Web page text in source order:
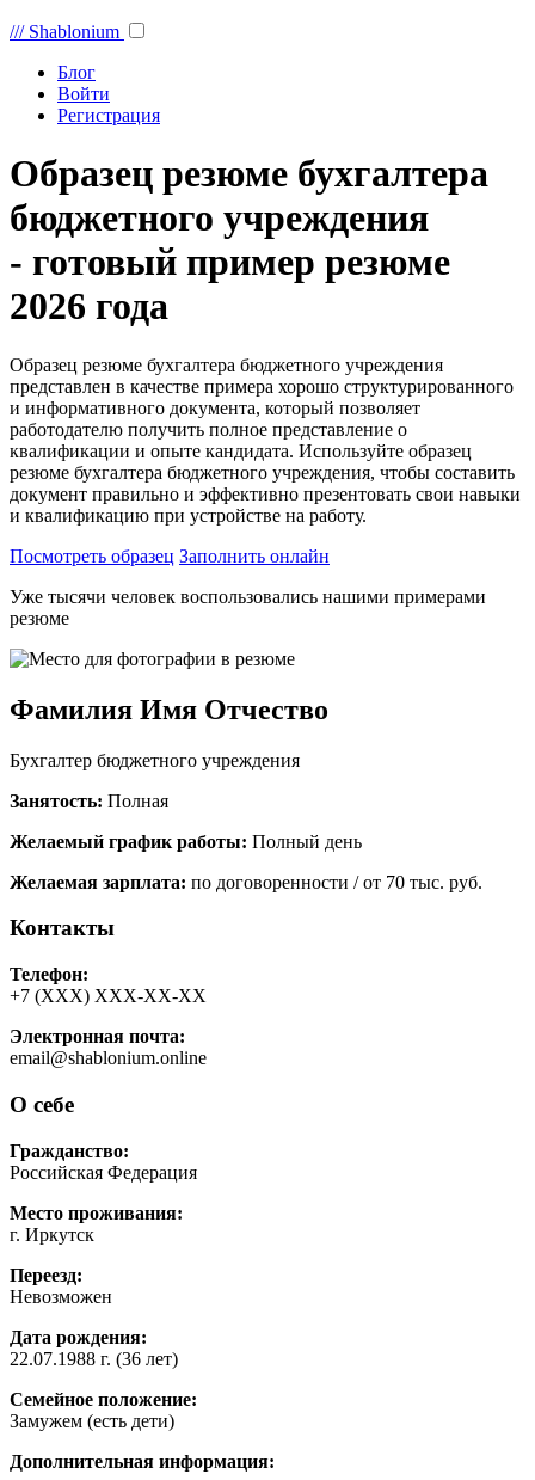
/// Shablonium
Блог
Войти
Регистрация
Образец резюме бухгалтера
бюджетного учреждения
- готовый пример резюме
2026 года
Образец резюме бухгалтера бюджетного учреждения
представлен в качестве примера хорошо структурированного
и информативного документа, который позволяет
работодателю получить полное представление о
квалификации и опыте кандидата. Используйте образец
резюме бухгалтера бюджетного учреждения, чтобы составить
документ правильно и эффективно презентовать свои навыки
и квалификацию при устройстве на работу.
Посмотреть образец Заполнить онлайн
Уже тысячи человек воспользовались нашими примерами
резюме
Фамилия Имя Отчество
Бухгалтер бюджетного учреждения
Занятость: Полная
Желаемый график работы: Полный день
Желаемая зарплата: по договоренности / от 70 тыс. руб.
Контакты
Телефон:
+7 (ХХХ) ХХХ-ХХ-ХХ
Электронная почта:
email@shablonium.online
О себе
Гражданство:
Российская Федерация
Место проживания:
г. Иркутск
Переезд:
Невозможен
Дата рождения:
22.07.1988 г. (36 лет)
Семейное положение:
Замужем (есть дети)
Дополнительная информация: